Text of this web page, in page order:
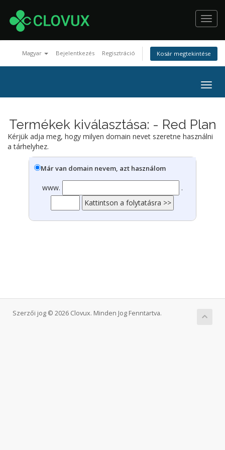
Magyar Bejelentkezés Regisztráció Kosár megtekintése
Termékek kiválasztása: - Red Plan
Kérjük adja meg, hogy milyen domain nevet szeretne használni
a tárhelyhez.
Már van domain nevem, azt használom
www. .
Szerzői jog © 2026 Clovux. Minden Jog Fenntartva.